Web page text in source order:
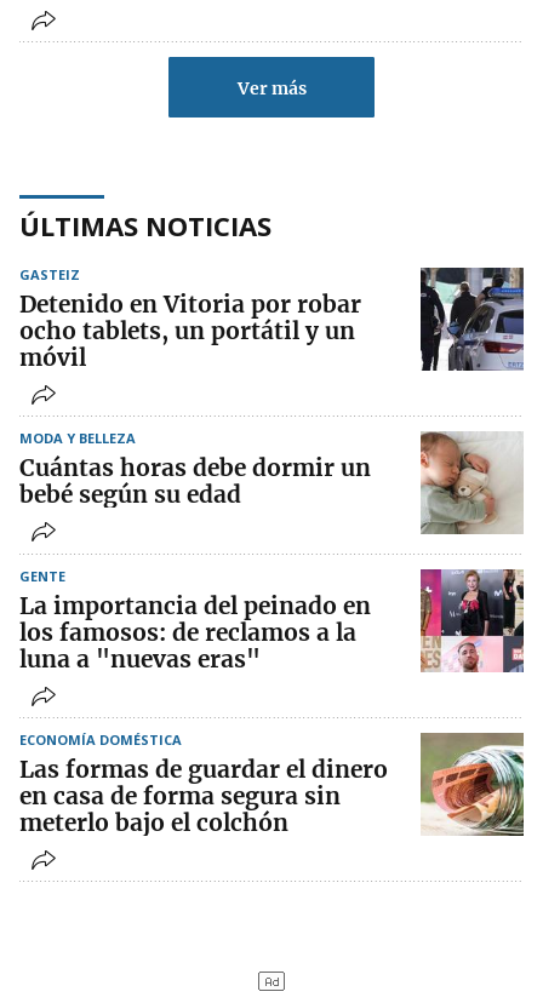
Ver más
ÚLTIMAS NOTICIAS
GASTEIZ
Detenido en Vitoria por robar
ocho tablets, un portátil y un
móvil
MODA Y BELLEZA
Cuántas horas debe dormir un
bebé según su edad
GENTE
La importancia del peinado en
los famosos: de reclamos a la
luna a "nuevas eras"
ECONOMÍA DOMÉSTICA
Las formas de guardar el dinero
en casa de forma segura sin
meterlo bajo el colchón